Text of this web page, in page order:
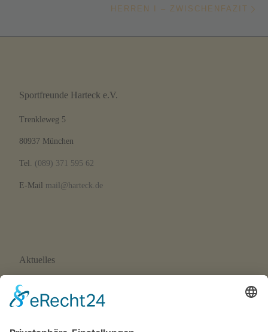
HERREN I – ZWISCHENFAZIT
Sportfreunde Harteck e.V.
Trenkleweg 5
80937 München
Tel. (089) 371 595 62
E-Mail mail@harteck.de
Aktuelles
Neue Eltern-Kind-Turnstunde ab September 2026
Wir suchen Trainer*innen!